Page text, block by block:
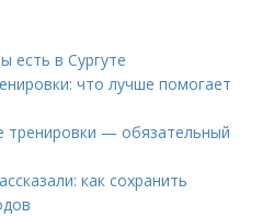
есть в Сургуте
что лучше помогает
тренировки — обязательный
как сохранить